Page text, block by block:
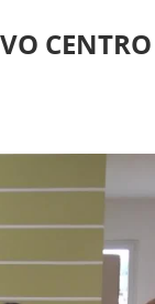
CENTRO